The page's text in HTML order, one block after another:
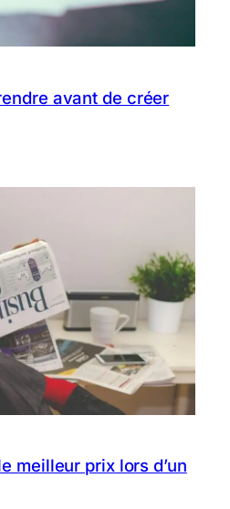
avant de créer
meilleur prix lors d’un